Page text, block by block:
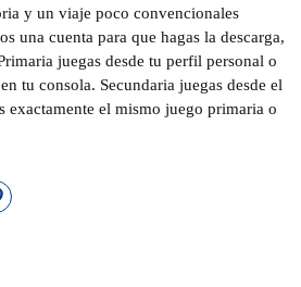
y un viaje poco convencionales
una cuenta para que hagas la descarga,
juegas desde tu perfil personal o
tu consola. Secundaria juegas desde el
exactamente el mismo juego primaria o